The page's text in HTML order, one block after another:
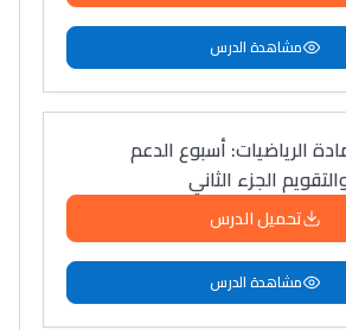
مشاهدة الدرس
الرياضيات: أسبوع الدعم
الجزء الثاني
تحميل الدرس
مشاهدة الدرس